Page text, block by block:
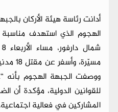
أدانت رئاسة هيئة الأركان
الهجوم الذي استهدف
مسيّرة،
ووصفت الجبهة الهجوم بأنه
للقوانين الدولية، مؤكدة أن
المشاركين في فعالية اجتماعية.